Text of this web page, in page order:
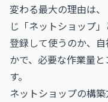
変わる最大の理由は
じ「ネットショップ
登録して使うのか、
かで、必要な作業量
す。
ネットショップの構